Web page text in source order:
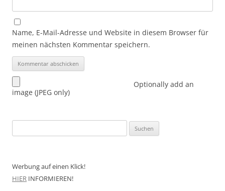
Name, E-Mail-Adresse und Website in diesem Browser für
meinen nächsten Kommentar speichern.
Optionally add an
image (JPEG only)
nach:
Werbung auf einen Klick!
HIER INFORMIEREN!